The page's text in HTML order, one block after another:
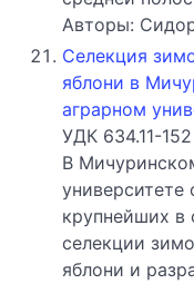
Авторы:
Селекция
яблони в
аграрном
УДК 634.11-
В
университете
крупнейших в
селекции
яблони и